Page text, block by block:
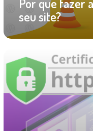
Por que fazer
seu site?